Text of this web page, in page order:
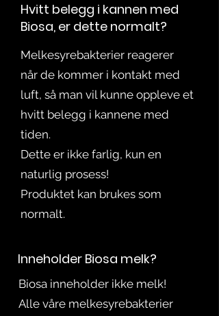
Hvitt belegg i kannen med
Biosa, er dette normalt?
Melkesyrebakterier reagerer
når de kommer i kontakt med
luft, så man vil kunne oppleve et
hvitt belegg i kannene med
tiden.
Dette er ikke farlig, kun en
naturlig prosess!
Produktet kan brukes som
normalt.
Inneholder Biosa melk?
Biosa inneholder ikke melk!
Alle våre melkesyrebakterier